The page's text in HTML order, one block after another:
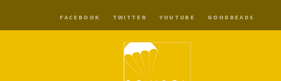
FACEBOOK TWITTER YOUTUBE GOODREADS